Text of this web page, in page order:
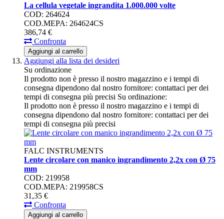
La cellula vegetale ingrandita 1.000.000 volte
COD: 264624
COD.MEPA: 264624CS
386,74 €
Confronta
Aggiungi al carrello
Aggiungi alla lista dei desideri
Su ordinazione
Il prodotto non è presso il nostro magazzino e i tempi di
consegna dipendono dal nostro fornitore: contattaci per dei
tempi di consegna più precisi Su ordinazione:
Il prodotto non è presso il nostro magazzino e i tempi di
consegna dipendono dal nostro fornitore: contattaci per dei
tempi di consegna più precisi
FALC INSTRUMENTS
Lente circolare con manico ingrandimento 2,2x con Ø 75
mm
COD: 219958
COD.MEPA: 219958CS
31,35 €
Confronta
Aggiungi al carrello